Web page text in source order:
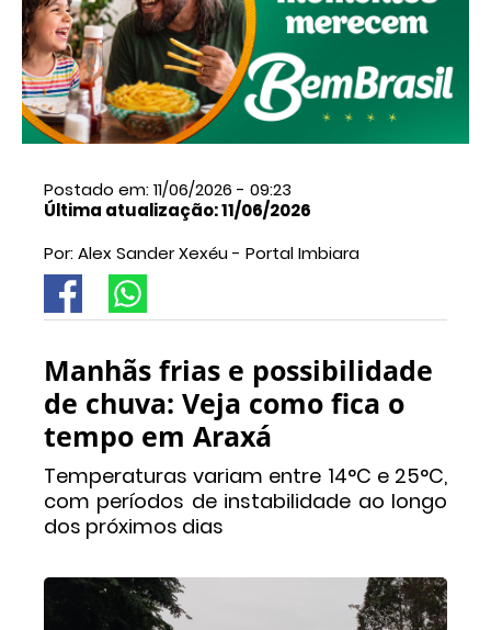
Postado em: 11/06/2026 - 09:23
Última atualização: 11/06/2026
Por: Alex Sander Xexéu - Portal Imbiara
Manhãs frias e possibilidade
de chuva: Veja como fica o
tempo em Araxá
Temperaturas variam entre 14°C e 25°C,
com períodos de instabilidade ao longo
dos próximos dias